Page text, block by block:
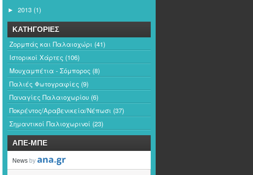
► 2013 (1)
ΚΑΤΗΓΟΡΙΕΣ
Ζορμπάς και Παλαιοχώρι (41)
Ιστορικοί Χάρτες (106)
Μουχαμπέτια - Σόμπορος (8)
Παλιές Φωτογραφίες (9)
Παναγίες Παλαιοχωρίου (6)
Ποκρέντος/Αραβενικεία/Νέπωσι (37)
Σημαντικοί Παλιοχωρινοί (23)
ΑΠΕ-ΜΠΕ